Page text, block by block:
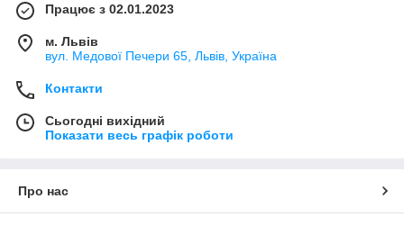
Працює з 02.01.2023
м. Львів
вул. Медової Печери 65, Львів, Україна
Контакти
Сьогодні вихідний
Показати весь графік роботи
Про нас